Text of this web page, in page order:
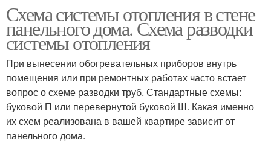
Схема системы отопления в стене
панельного дома. Схема разводки
системы отопления
При вынесении обогревательных приборов внутрь
помещения или при ремонтных работах часто встает
вопрос о схеме разводки труб. Стандартные схемы:
буковой П или перевернутой буковой Ш. Какая именно
их схем реализована в вашей квартире зависит от
панельного дома.